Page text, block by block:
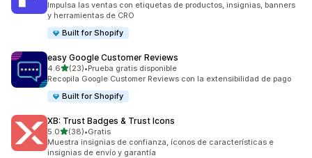
Impulsa las ventas con etiquetas de productos, insignias, banners
y herramientas de CRO
Built for Shopify
easy Google Customer Reviews
4.6de 5 estrellas
(23)
23 reseñas en total
•Prueba gratis disponible
Recopila Google Customer Reviews con la extensibilidad de pago
Built for Shopify
XB: Trust Badges & Trust Icons
5.0de 5 estrellas
(38)
38 reseñas en total
•Gratis
Muestra insignias de confianza, íconos de características e
insignias de envío y garantía